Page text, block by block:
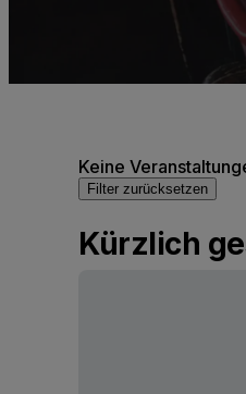
Keine
Filter zurücksetzen
Kürzlich